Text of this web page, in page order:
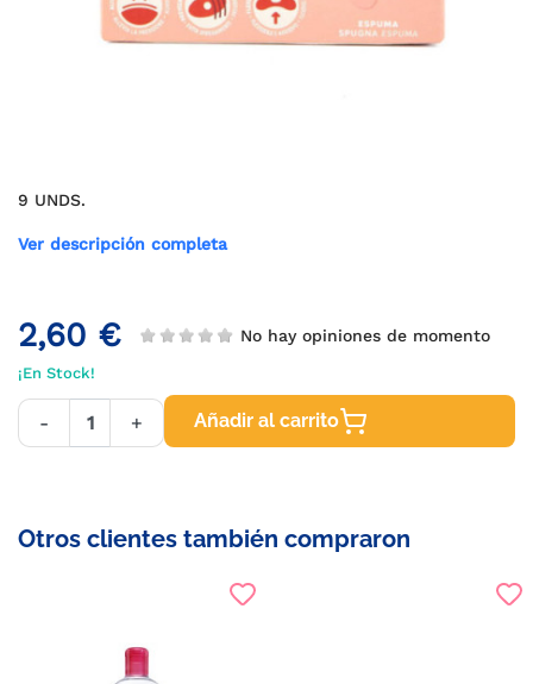
9 UNDS.
Ver descripción completa
2,60 € No hay opiniones de momento
¡En Stock!
- + Añadir al carrito
Otros clientes también compraron